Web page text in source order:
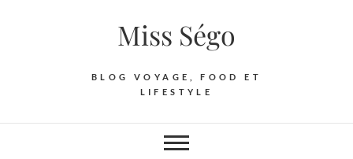
Miss Ségo
BLOG VOYAGE, FOOD ET
LIFESTYLE